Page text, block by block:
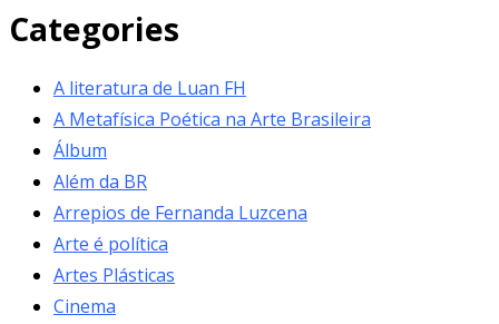
Categories
A literatura de Luan FH
A Metafísica Poética na Arte Brasileira
Álbum
Além da BR
Arrepios de Fernanda Luzcena
Arte é política
Artes Plásticas
Cinema